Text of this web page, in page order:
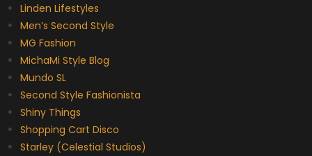
Linden Lifestyles
Men’s Second Style
MG Fashion
MichaMi Style Blog
Mundo SL
Second Style Fashionista
Shiny Things
Shopping Cart Disco
Starley (Celestial Studios)